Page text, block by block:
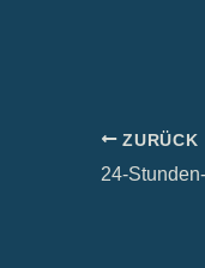
ZURÜCK
24-